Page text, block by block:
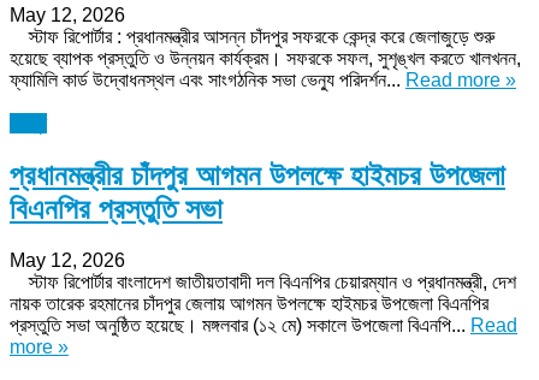
May 12, 2026
স্টাফ রিপোর্টার : প্রধানমন্ত্রীর আসন্ন চাঁদপুর সফরকে কেন্দ্র করে জেলাজুড়ে শুরু
হয়েছে ব্যাপক প্রস্তুতি ও উন্নয়ন কার্যক্রম। সফরকে সফল, সুশৃঙ্খল করতে খালখনন,
ফ্যামিলি কার্ড উদ্বোধনস্থল এবং সাংগঠনিক সভা ভেন্যু পরিদর্শন... Read more »
প্রধানমন্ত্রীর চাঁদপুর আগমন উপলক্ষে হাইমচর উপজেলা
বিএনপির প্রস্তুতি সভা
May 12, 2026
স্টাফ রিপোর্টার বাংলাদেশ জাতীয়তাবাদী দল বিএনপির চেয়ারম্যান ও প্রধানমন্ত্রী, দেশ
নায়ক তারেক রহমানের চাঁদপুর জেলায় আগমন উপলক্ষে হাইমচর উপজেলা বিএনপির
প্রস্তুতি সভা অনুষ্ঠিত হয়েছে। মঙ্গলবার (১২ মে) সকালে উপজেলা বিএনপি... Read
more »